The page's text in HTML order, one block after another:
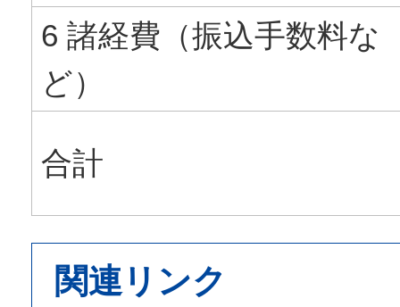
6 諸経費（振込手数料な
ど）
合計
関連リンク